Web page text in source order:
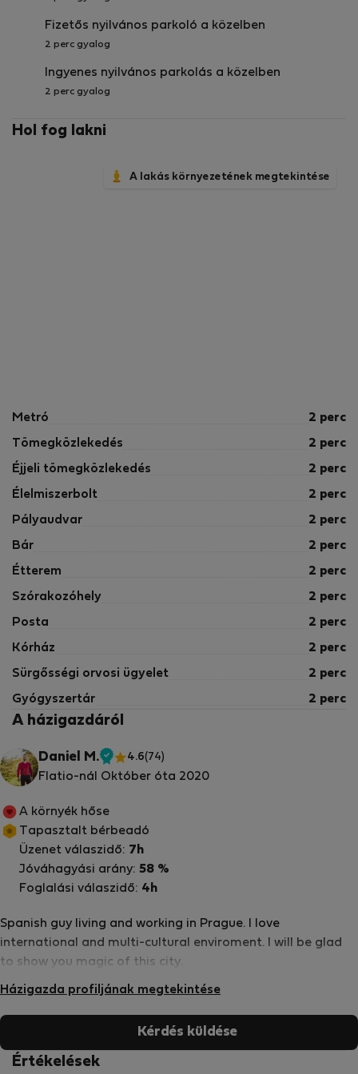
Fizetős nyilvános parkoló a közelben
2 perc gyalog
Ingyenes nyilvános parkolás a közelben
2 perc gyalog
Hol fog lakni
A lakás környezetének megtekintése
Metró 2 perc
Tömegközlekedés 2 perc
Éjjeli tömegközlekedés 2 perc
Élelmiszerbolt 2 perc
Pályaudvar 2 perc
Bár 2 perc
Étterem 2 perc
Szórakozóhely 2 perc
Posta 2 perc
Kórház 2 perc
Sürgősségi orvosi ügyelet 2 perc
Gyógyszertár 2 perc
A házigazdáról
Daniel M.
Ellenőrzött
4.6(74)
Flatio-nál Október óta 2020
Spanish guy living and working in Prague. I love
international and multi-cultural enviroment. I will be glad
to show you magic of this city.
Házigazda profiljának megtekintése
A környék hőse
Tapasztalt bérbeadó
Üzenet válaszidő: 7h
Jóváhagyási arány: 58 %
Foglalási válaszidő: 4h
Kérdés küldése
Értékelések